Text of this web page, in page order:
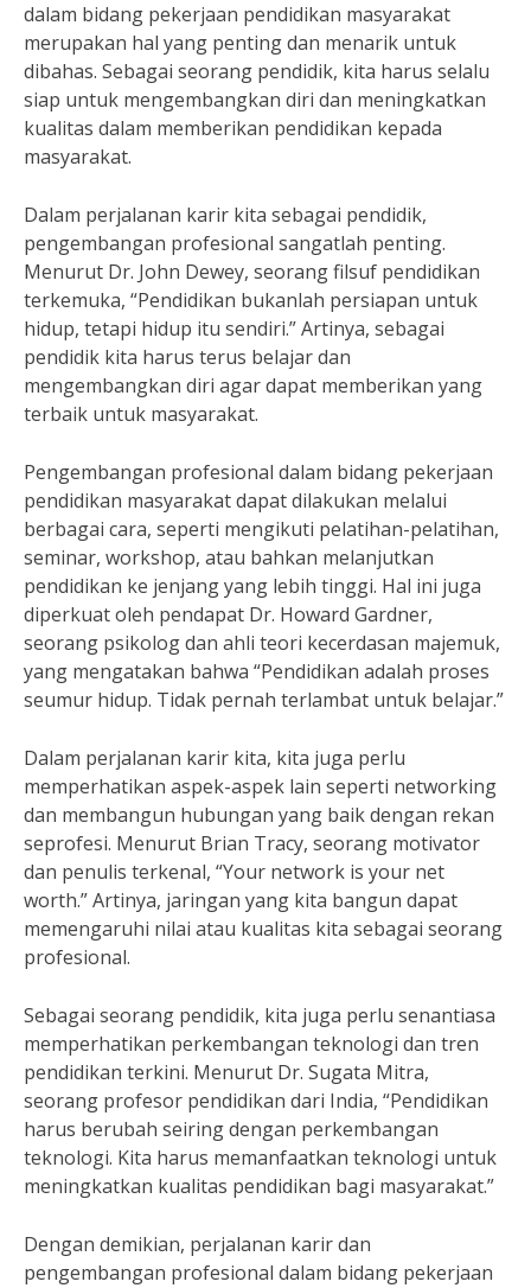
dalam bidang pekerjaan pendidikan masyarakat
merupakan hal yang penting dan menarik untuk
dibahas. Sebagai seorang pendidik, kita harus selalu
siap untuk mengembangkan diri dan meningkatkan
kualitas dalam memberikan pendidikan kepada
masyarakat.
Dalam perjalanan karir kita sebagai pendidik,
pengembangan profesional sangatlah penting.
Menurut Dr. John Dewey, seorang filsuf pendidikan
terkemuka, “Pendidikan bukanlah persiapan untuk
hidup, tetapi hidup itu sendiri.” Artinya, sebagai
pendidik kita harus terus belajar dan
mengembangkan diri agar dapat memberikan yang
terbaik untuk masyarakat.
Pengembangan profesional dalam bidang pekerjaan
pendidikan masyarakat dapat dilakukan melalui
berbagai cara, seperti mengikuti pelatihan-pelatihan,
seminar, workshop, atau bahkan melanjutkan
pendidikan ke jenjang yang lebih tinggi. Hal ini juga
diperkuat oleh pendapat Dr. Howard Gardner,
seorang psikolog dan ahli teori kecerdasan majemuk,
yang mengatakan bahwa “Pendidikan adalah proses
seumur hidup. Tidak pernah terlambat untuk belajar.”
Dalam perjalanan karir kita, kita juga perlu
memperhatikan aspek-aspek lain seperti networking
dan membangun hubungan yang baik dengan rekan
seprofesi. Menurut Brian Tracy, seorang motivator
dan penulis terkenal, “Your network is your net
worth.” Artinya, jaringan yang kita bangun dapat
memengaruhi nilai atau kualitas kita sebagai seorang
profesional.
Sebagai seorang pendidik, kita juga perlu senantiasa
memperhatikan perkembangan teknologi dan tren
pendidikan terkini. Menurut Dr. Sugata Mitra,
seorang profesor pendidikan dari India, “Pendidikan
harus berubah seiring dengan perkembangan
teknologi. Kita harus memanfaatkan teknologi untuk
meningkatkan kualitas pendidikan bagi masyarakat.”
Dengan demikian, perjalanan karir dan
pengembangan profesional dalam bidang pekerjaan